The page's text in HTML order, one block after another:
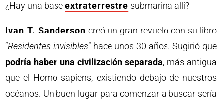
¿Hay una baseextraterrestre submarina allí?
Ivan T. Sanderson creó un gran revuelo con su libro
“Residentes invisibles” hace unos 30 años. Sugirió que
podría haber una civilización separada, más antigua
que el Homo sapiens, existiendo debajo de nuestros
océanos. Un buen lugar para comenzar a buscar sería